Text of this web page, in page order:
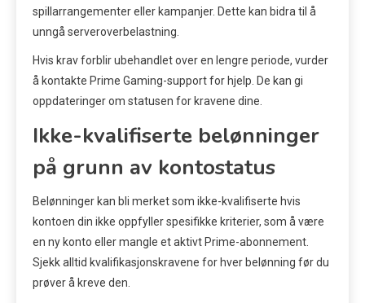
spillarrangementer eller kampanjer. Dette kan bidra til å
unngå serveroverbelastning.
Hvis krav forblir ubehandlet over en lengre periode, vurder
å kontakte Prime Gaming-support for hjelp. De kan gi
oppdateringer om statusen for kravene dine.
Ikke-kvalifiserte belønninger
på grunn av kontostatus
Belønninger kan bli merket som ikke-kvalifiserte hvis
kontoen din ikke oppfyller spesifikke kriterier, som å være
en ny konto eller mangle et aktivt Prime-abonnement.
Sjekk alltid kvalifikasjonskravene for hver belønning før du
prøver å kreve den.